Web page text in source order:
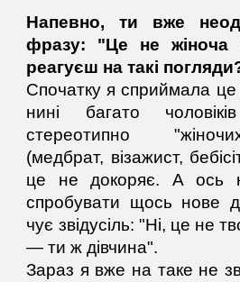
Напевно, ти вже
фразу: "Це не жіноча
реагуєш на такі
Спочатку я сприймала
нині багато
стереотипно
(медбрат, візажист,
це не докоряє. А ось
спробувати щось нове
чує звідусіль: "Ні, це не
— ти ж дівчина".
Зараз я вже на таке не